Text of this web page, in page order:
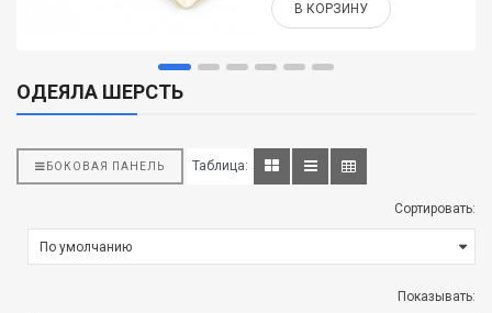
В КОРЗИНУ
ОДЕЯЛА ШЕРСТЬ
БОКОВАЯ ПАНЕЛЬ Таблица:
Сортировать:
Показывать: